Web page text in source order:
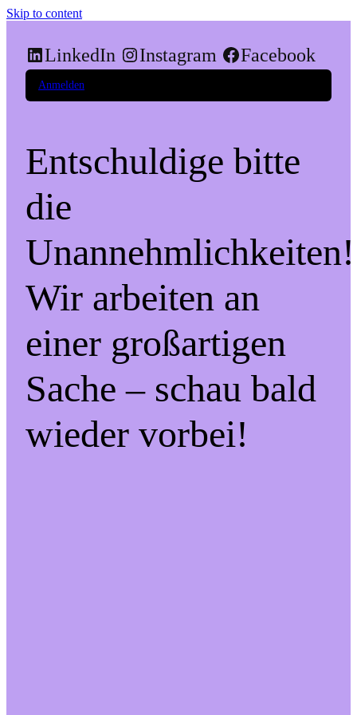
Skip to content
LinkedIn Instagram Facebook
Anmelden
Entschuldige bitte
die
Unannehmlichkeiten!
Wir arbeiten an
einer großartigen
Sache – schau bald
wieder vorbei!